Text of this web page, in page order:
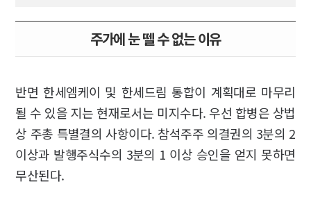
주가에 눈 뗄 수 없는 이유
반면 한세엠케이 및 한세드림 통합이 계획대로 마무리
될 수 있을 지는 현재로서는 미지수다. 우선 합병은 상법
상 주총 특별결의 사항이다. 참석주주 의결권의 3분의 2
이상과 발행주식수의 3분의 1 이상 승인을 얻지 못하면
무산된다.